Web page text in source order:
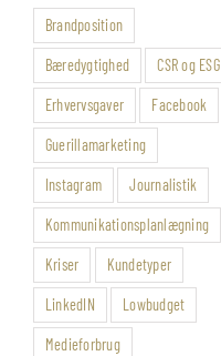
Brandposition
Bæredygtighed CSR og ESG
Erhvervsgaver Facebook
Guerillamarketing
Instagram Journalistik
Kommunikationsplanlægning
Kriser Kundetyper
LinkedIN Lowbudget
Medieforbrug